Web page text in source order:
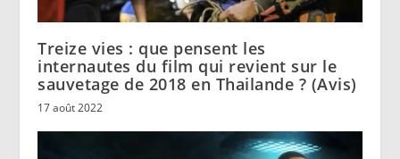
Treize vies : que pensent les
internautes du film qui revient sur le
sauvetage de 2018 en Thailande ? (Avis)
17 août 2022